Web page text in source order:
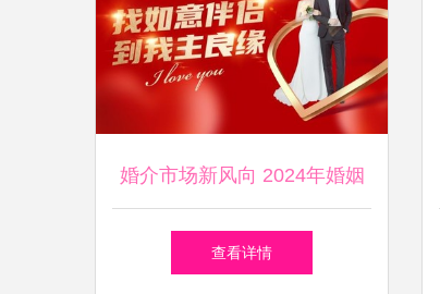
婚介市场新风向 2024年婚姻
介绍服务全面解读
查看详情